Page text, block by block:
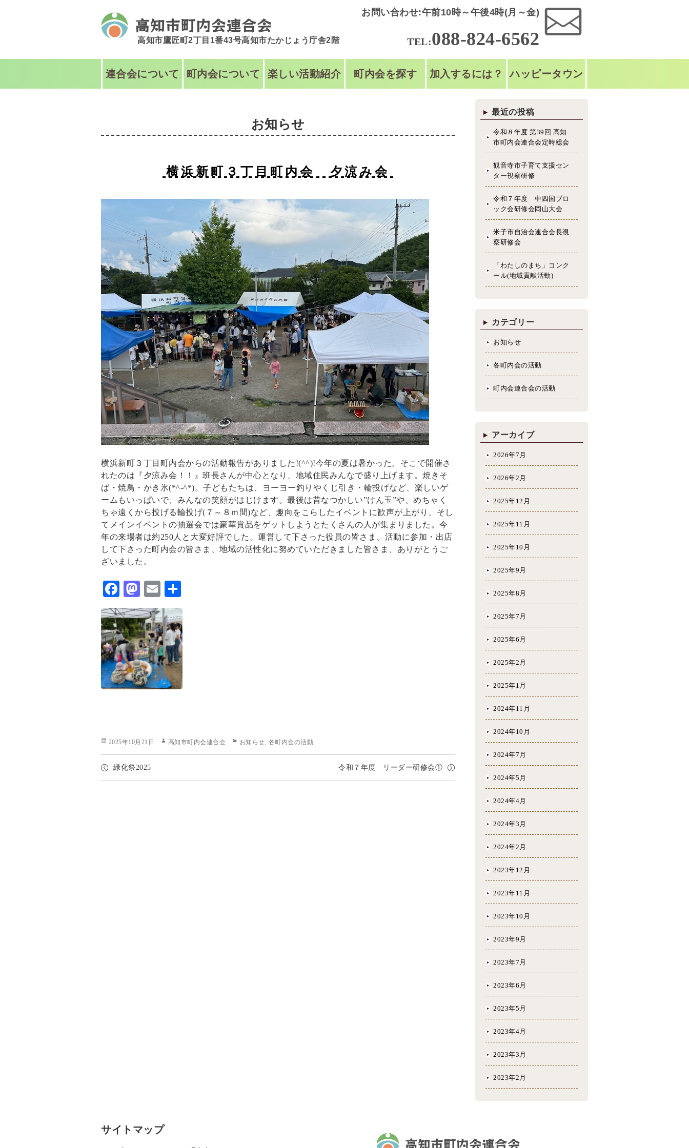
高知市鷹匠町2丁目1番43号高知市たかじょう庁舎2階
お問い合わせ:午前10時～午後4時(月～金)
TEL:088-824-6562
連合会について 町内会について 楽しい活動紹介 町内会を探す 加入するには？ ハッピータウン
お知らせ
横浜新町３丁目町内会 夕涼み会
横浜新町３丁目町内会からの活動報告がありました!(^^)!今年の夏は暑かった。そこで開催さ
れたのは『夕涼み会！！』班長さんが中心となり、地域住民みんなで盛り上げます。焼きそ
ば・焼鳥・かき氷(*^-^*)。子どもたちは、ヨーヨー釣りやくじ引き・輪投げなど、楽しいゲ
ームもいっぱいで、みんなの笑顔がはじけます。最後は昔なつかしい”けん玉”や、めちゃく
ちゃ遠くから投げる輪投げ(７～８ｍ間)など、趣向をこらしたイベントに歓声が上がり、そし
てメインイベントの抽選会では豪華賞品をゲットしようとたくさんの人が集まりました。今
年の来場者は約250人と大変好評でした。運営して下さった役員の皆さま、活動に参加・出店
して下さった町内会の皆さま、地域の活性化に努めていただきました皆さま、ありがとうご
ざいました。
F
ac
eb
o
o
k
M
as
to
d
o
n
E
m
ai
l
有
Posted
2025年10月21日 Author
高知市町内会連合会 Categories
お知らせ, 各町内会の活動
緑化祭2025 令和７年度 リーダー研修会①
最近の投稿
令和８年度 第39回 高知
市町内会連合会定時総会
観音寺市子育て支援セン
ター視察研修
令和７年度 中四国ブロ
ック会研修会岡山大会
米子市自治会連合会長視
察研修会
「わたしのまち」コンク
ール(地域貢献活動)
カテゴリー
お知らせ
各町内会の活動
町内会連合会の活動
アーカイブ
2026年7月
2026年2月
2025年12月
2025年11月
2025年10月
2025年9月
2025年8月
2025年7月
2025年6月
2025年2月
2025年1月
2024年11月
2024年10月
2024年7月
2024年5月
2024年4月
2024年3月
2024年2月
2023年12月
2023年11月
2023年10月
2023年9月
2023年7月
2023年6月
2023年5月
2023年4月
2023年3月
2023年2月
サイトマップ